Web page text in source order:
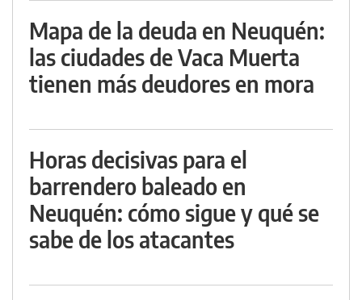
Mapa de la deuda en Neuquén:
las ciudades de Vaca Muerta
tienen más deudores en mora
Horas decisivas para el
barrendero baleado en
Neuquén: cómo sigue y qué se
sabe de los atacantes